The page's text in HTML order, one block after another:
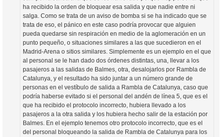
ha recibido la orden de bloquear esa salida y que nadie entre ni
salga. Como se trata de un aviso de bomba si se ha indicado que se
trata de eso, el pánico en este caso podría provocar que alguien
pueda quedarse sin respiración en medio de la aglomeración en un
punto pequeño, o situaciones similares a las que sucedieron en el
Madrid-Arena o sitios similares. Simplemente es un ejemplo en el que
al personal se le han dado dos órdenes distintas, una, llevar a los
pasajeros a las salidas de Balmes, otra, desalojarlos por Rambla de
Catalunya, y el resultado ha sido juntar a un número grande de
personas en el vestíbulo de salida a Rambla de Catalunya, caso que
podría haberse evitado si el personal del andén de línea 5, que es el
que ha recibido el protocolo incorrecto, hubiera llevado a los
pasajeros a la otra salida y los hubiera hecho salir de la estación por
Balmes. En el ejemplo tenemos otro protocolo incorrecto, que es el
del personal bloqueando la salida de Rambla de Catalunya para los